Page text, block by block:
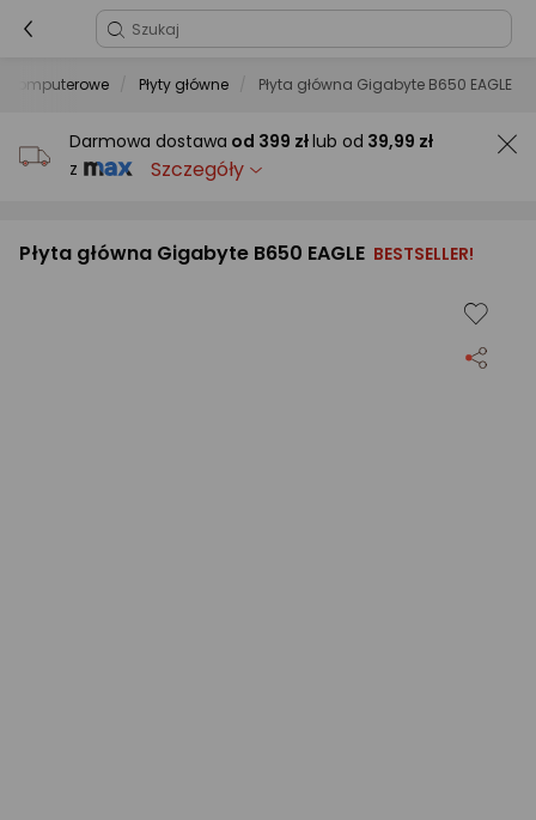
komputerowe Płyty główne Płyta główna Gigabyte B650 EAGLE
Darmowa dostawa od 399 złlub od 39,99 zł
z
Szczegóły
Płyta główna Gigabyte B650 EAGLE BESTSELLER!